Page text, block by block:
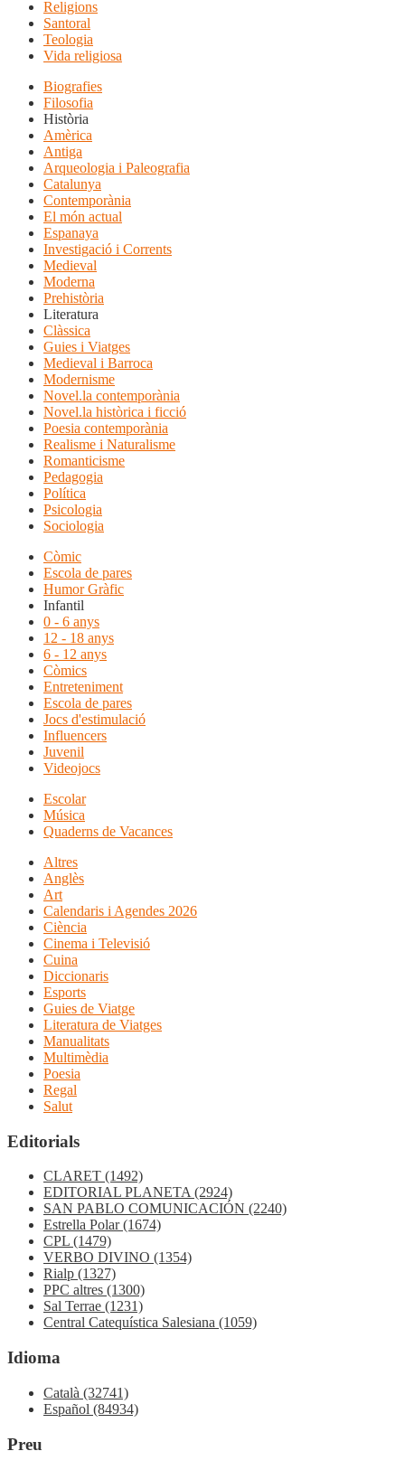
Religions
Santoral
Teologia
Vida religiosa
Biografies
Filosofia
Història
Amèrica
Antiga
Arqueologia i Paleografia
Catalunya
Contemporània
El món actual
Espanaya
Investigació i Corrents
Medieval
Moderna
Prehistòria
Literatura
Clàssica
Guies i Viatges
Medieval i Barroca
Modernisme
Novel.la contemporània
Novel.la històrica i ficció
Poesia contemporània
Realisme i Naturalisme
Romanticisme
Pedagogia
Política
Psicologia
Sociologia
Còmic
Escola de pares
Humor Gràfic
Infantil
0 - 6 anys
12 - 18 anys
6 - 12 anys
Còmics
Entreteniment
Escola de pares
Jocs d'estimulació
Influencers
Juvenil
Videojocs
Escolar
Música
Quaderns de Vacances
Altres
Anglès
Art
Calendaris i Agendes 2026
Ciència
Cinema i Televisió
Cuina
Diccionaris
Esports
Guies de Viatge
Literatura de Viatges
Manualitats
Multimèdia
Poesia
Regal
Salut
Editorials
CLARET (1492)
EDITORIAL PLANETA(2924)
SAN PABLO COMUNICACIÓN (2240)
Estrella Polar(1674)
CPL (1479)
VERBO DIVINO (1354)
Rialp (1327)
PPC altres (1300)
Sal Terrae (1231)
Central Catequística Salesiana (1059)
Idioma
Català (32741)
Español (84934)
Preu